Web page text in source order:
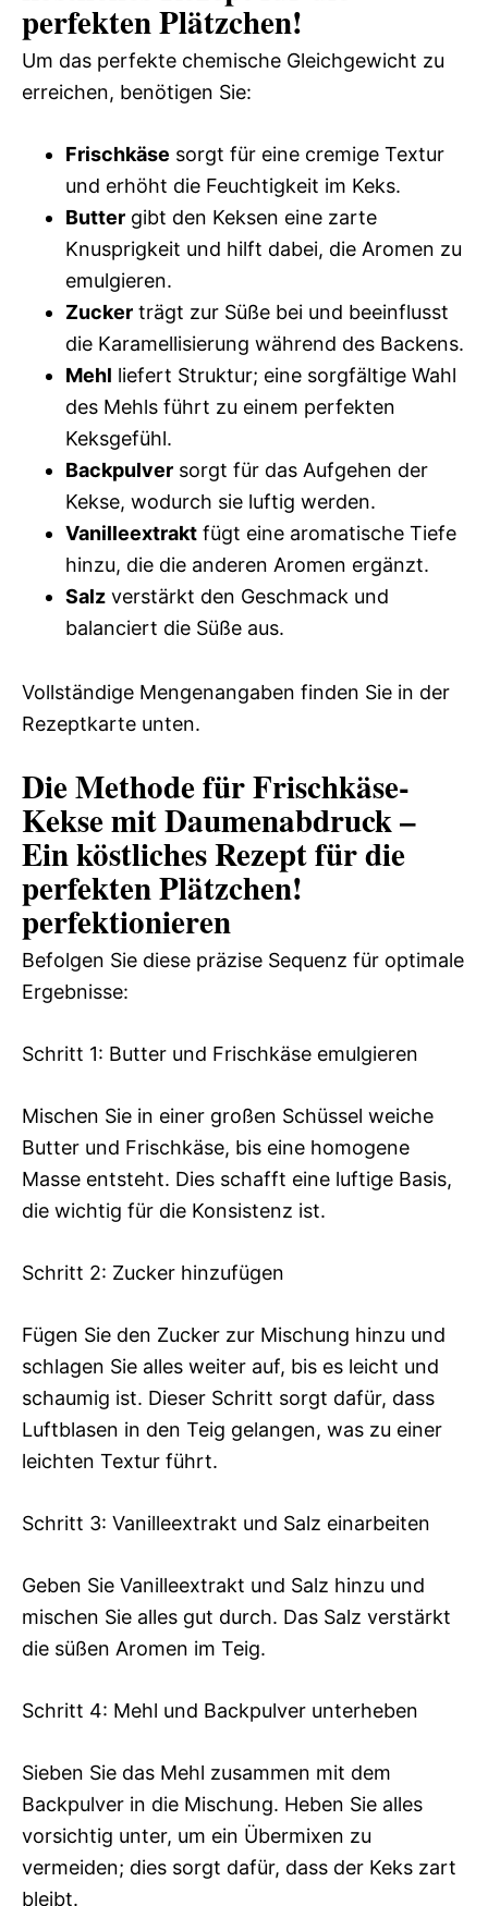
perfekten Plätzchen!
Um das perfekte chemische Gleichgewicht zu
erreichen, benötigen Sie:
Frischkäse sorgt für eine cremige Textur
und erhöht die Feuchtigkeit im Keks.
Butter gibt den Keksen eine zarte
Knusprigkeit und hilft dabei, die Aromen zu
emulgieren.
Zucker trägt zur Süße bei und beeinflusst
die Karamellisierung während des Backens.
Mehl liefert Struktur; eine sorgfältige Wahl
des Mehls führt zu einem perfekten
Keksgefühl.
Backpulver sorgt für das Aufgehen der
Kekse, wodurch sie luftig werden.
Vanilleextrakt fügt eine aromatische Tiefe
hinzu, die die anderen Aromen ergänzt.
Salz verstärkt den Geschmack und
balanciert die Süße aus.
Vollständige Mengenangaben finden Sie in der
Rezeptkarte unten.
Die Methode für Frischkäse-
Kekse mit Daumenabdruck –
Ein köstliches Rezept für die
perfekten Plätzchen!
perfektionieren
Befolgen Sie diese präzise Sequenz für optimale
Ergebnisse:
Schritt 1: Butter und Frischkäse emulgieren
Mischen Sie in einer großen Schüssel weiche
Butter und Frischkäse, bis eine homogene
Masse entsteht. Dies schafft eine luftige Basis,
die wichtig für die Konsistenz ist.
Schritt 2: Zucker hinzufügen
Fügen Sie den Zucker zur Mischung hinzu und
schlagen Sie alles weiter auf, bis es leicht und
schaumig ist. Dieser Schritt sorgt dafür, dass
Luftblasen in den Teig gelangen, was zu einer
leichten Textur führt.
Schritt 3: Vanilleextrakt und Salz einarbeiten
Geben Sie Vanilleextrakt und Salz hinzu und
mischen Sie alles gut durch. Das Salz verstärkt
die süßen Aromen im Teig.
Schritt 4: Mehl und Backpulver unterheben
Sieben Sie das Mehl zusammen mit dem
Backpulver in die Mischung. Heben Sie alles
vorsichtig unter, um ein Übermixen zu
vermeiden; dies sorgt dafür, dass der Keks zart
bleibt.